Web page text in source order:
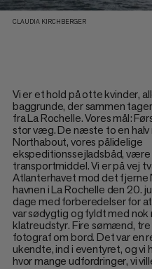
CLAUDIA KIRCHBERGER
Vi er et hold på otte kvinder,
baggrunde, der sammen
fra La Rochelle. Vores mål:
stor væg. De næste to en halv
Northabout, vores pålidelige
ekspeditionssejladsbåd,
transportmiddel. Vi er på vej
Atlanterhavet mod det fjerne
havnen i La Rochelle den 20.
dage med forberedelser for
var sødygtig og fyldt med nok
klatreudstyr. Fire sømænd,
fotograf om bord. Det var en
ukendte, ind i eventyret, og vi
hvor mange udfordringer, vi